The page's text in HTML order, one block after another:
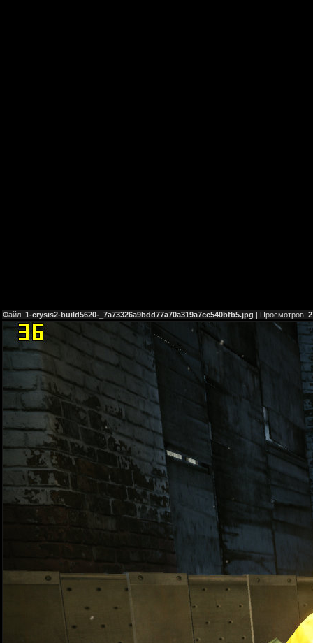
Файл: 1-crysis2-build5620-_7a73326a9bdd77a70a319a7cc540bfb5.jpg | Просмотров: